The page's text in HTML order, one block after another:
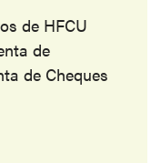
de HFCU
de
de Cheques